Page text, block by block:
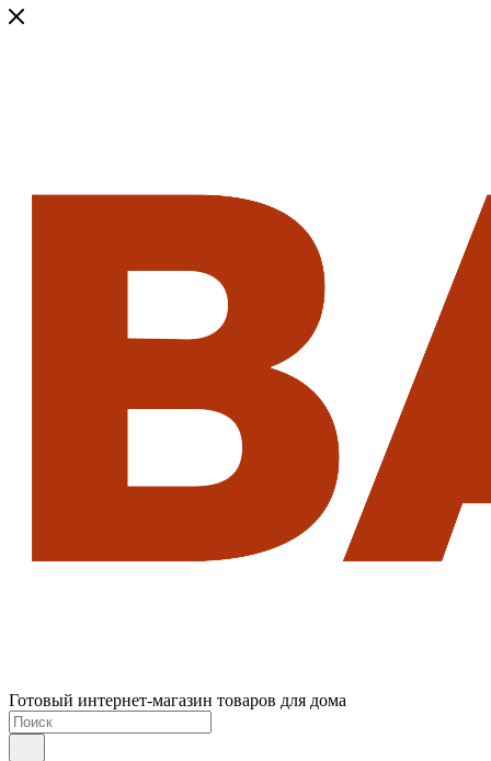
Готовый интернет-магазин товаров для дома